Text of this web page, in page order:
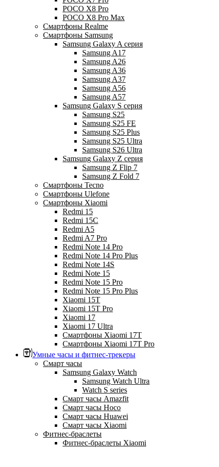
POCO X8 Pro
POCO X8 Pro Max
Смартфоны Realme
Смартфоны Samsung
Samsung Galaxy A серия
Samsung A17
Samsung A26
Samsung A36
Samsung A37
Samsung A56
Samsung A57
Samsung Galaxy S серия
Samsung S25
Samsung S25 FE
Samsung S25 Plus
Samsung S25 Ultra
Samsung S26 Ultra
Samsung Galaxy Z серия
Samsung Z Flip 7
Samsung Z Fold 7
Смартфоны Tecno
Смартфоны Ulefone
Смартфоны Xiaomi
Redmi 15
Redmi 15C
Redmi A5
Redmi A7 Pro
Redmi Note 14 Pro
Redmi Note 14 Pro Plus
Redmi Note 14S
Redmi Note 15
Redmi Note 15 Pro
Redmi Note 15 Pro Plus
Xiaomi 15T
Xiaomi 15T Pro
Xiaomi 17
Xiaomi 17 Ultra
Смартфоны Xiaomi 17Т
Смартфоны Xiaomi 17Т Pro
Умные часы и фитнес-трекеры
Смарт часы
Samsung Galaxy Watch
Samsung Watch Ultra
Watch S series
Смарт часы Amazfit
Смарт часы Hoco
Смарт часы Huawei
Смарт часы Xiaomi
Фитнес-браслеты
Фитнес-браслеты Xiaomi